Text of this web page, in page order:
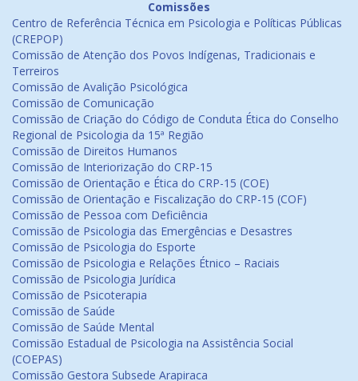
Comissões
Centro de Referência Técnica em Psicologia e Políticas Públicas
(CREPOP)
Comissão de Atenção dos Povos Indígenas, Tradicionais e
Terreiros
Comissão de Avalição Psicológica
Comissão de Comunicação
Comissão de Criação do Código de Conduta Ética do Conselho
Regional de Psicologia da 15ª Região
Comissão de Direitos Humanos
Comissão de Interiorização do CRP-15
Comissão de Orientação e Ética do CRP-15 (COE)
Comissão de Orientação e Fiscalização do CRP-15 (COF)
Comissão de Pessoa com Deficiência
Comissão de Psicologia das Emergências e Desastres
Comissão de Psicologia do Esporte
Comissão de Psicologia e Relações Étnico – Raciais
Comissão de Psicologia Jurídica
Comissão de Psicoterapia
Comissão de Saúde
Comissão de Saúde Mental
Comissão Estadual de Psicologia na Assistência Social
(COEPAS)
Comissão Gestora Subsede Arapiraca